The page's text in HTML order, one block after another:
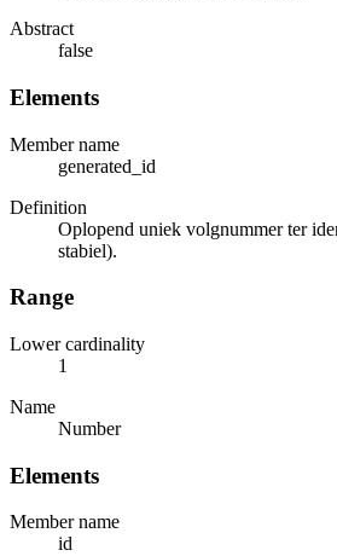
Abstract
false
Elements
Member name
generated_id
Definition
Oplopend uniek volgnummer ter
stabiel).
Range
Lower cardinality
1
Name
Number
Elements
Member name
id